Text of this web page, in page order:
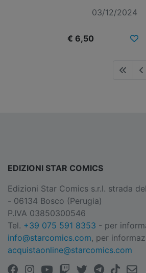
03/12/2024
€ 6,50
EDIZIONI STAR COMICS
Edizioni Star Comics s.r.l. strada
- 06134 Bosco (Perugia)
P.IVA 03850300546
Tel. +39 075 591 8353 - per
info@starcomics.com, per
acquistaonline@starcomics.com